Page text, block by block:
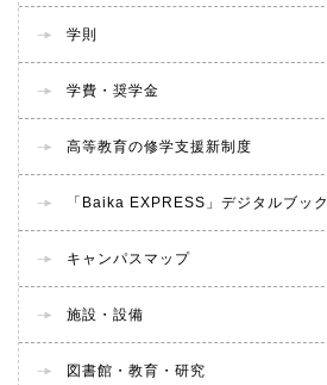
学則
学費・奨学金
高等教育の修学支援新制度
「Baika EXPRESS」デジタルブック
キャンパスマップ
施設・設備
図書館・教育・研究